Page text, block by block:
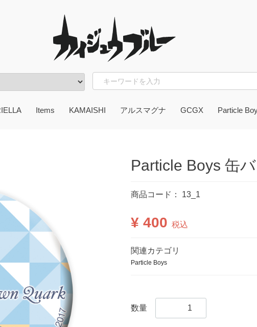
Items KAMAISHI アルスマグナ GCGX Particle
Particle Boys 缶
商品コード： 13_1
¥ 400 税込
関連カテゴリ
Particle Boys
数量